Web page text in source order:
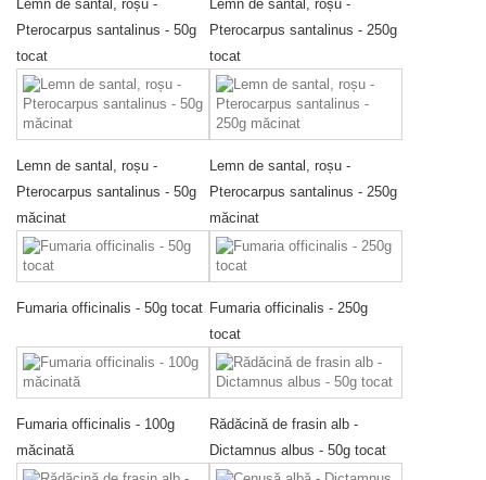
Lemn de santal, roșu -
Pterocarpus santalinus - 50g
tocat
Lemn de santal, roșu -
Pterocarpus santalinus - 250g
tocat
Lemn de santal, roșu -
Pterocarpus santalinus - 50g
măcinat
Lemn de santal, roșu -
Pterocarpus santalinus - 250g
măcinat
Fumaria officinalis - 50g tocat Fumaria officinalis - 250g
tocat
Fumaria officinalis - 100g
măcinată
Rădăcină de frasin alb -
Dictamnus albus - 50g tocat